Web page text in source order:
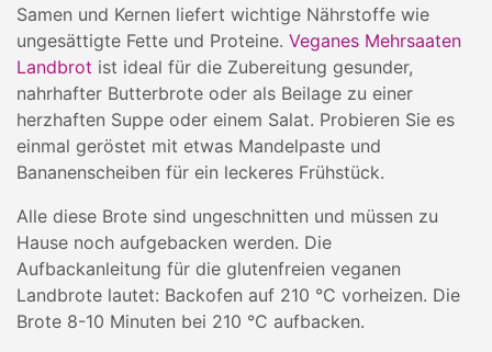
Samen und Kernen liefert wichtige Nährstoffe wie
ungesättigte Fette und Proteine. Veganes Mehrsaaten
Landbrot ist ideal für die Zubereitung gesunder,
nahrhafter Butterbrote oder als Beilage zu einer
herzhaften Suppe oder einem Salat. Probieren Sie es
einmal geröstet mit etwas Mandelpaste und
Bananenscheiben für ein leckeres Frühstück.
Alle diese Brote sind ungeschnitten und müssen zu
Hause noch aufgebacken werden. Die
Aufbackanleitung für die glutenfreien veganen
Landbrote lautet: Backofen auf 210 °C vorheizen. Die
Brote 8-10 Minuten bei 210 °C aufbacken.